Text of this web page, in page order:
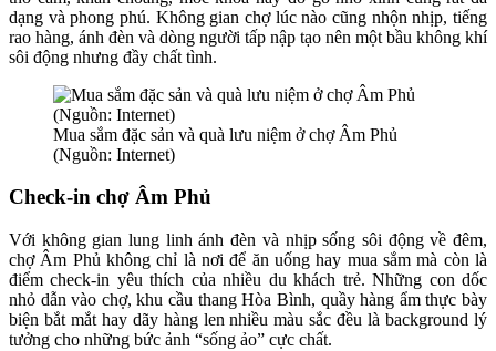
dạng và phong phú. Không gian chợ lúc nào cũng nhộn nhịp, tiếng
rao hàng, ánh đèn và dòng người tấp nập tạo nên một bầu không khí
sôi động nhưng đầy chất tình.
Mua sắm đặc sản và quà lưu niệm ở chợ Âm Phủ
(Nguồn: Internet)
Check-in chợ Âm Phủ
Với không gian lung linh ánh đèn và nhịp sống sôi động về đêm,
chợ Âm Phủ không chỉ là nơi để ăn uống hay mua sắm mà còn là
điểm check-in yêu thích của nhiều du khách trẻ. Những con dốc
nhỏ dẫn vào chợ, khu cầu thang Hòa Bình, quầy hàng ẩm thực bày
biện bắt mắt hay dãy hàng len nhiều màu sắc đều là background lý
tưởng cho những bức ảnh “sống ảo” cực chất.